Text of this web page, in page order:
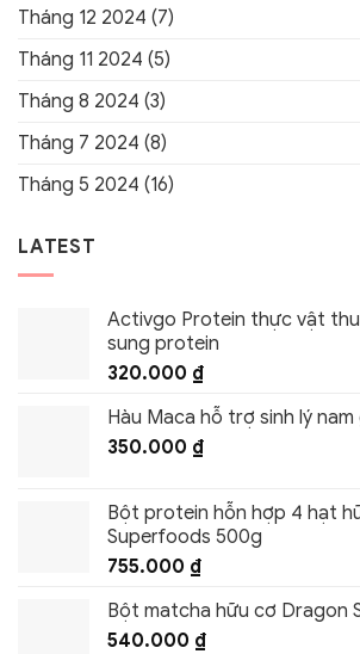
Tháng 12 2024 (7)
Tháng 11 2024 (5)
Tháng 8 2024 (3)
Tháng 7 2024 (8)
Tháng 5 2024 (16)
LATEST
Activgo Protein thực vật
sung protein
320.000 ₫
Hàu Maca hỗ trợ sinh lý nam
350.000 ₫
Bột protein hỗn hợp 4 hạt
Superfoods 500g
755.000 ₫
Bột matcha hữu cơ Dragon
540.000 ₫